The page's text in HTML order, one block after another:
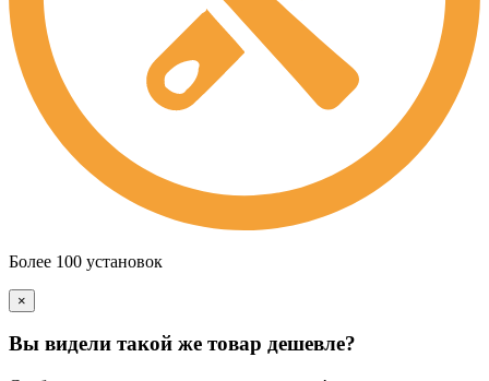
Более 100 установок
×
Вы видели такой же товар дешевле?